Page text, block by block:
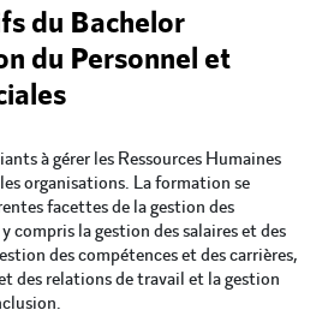
du Bachelor
du Personnel et
à gérer les Ressources Humaines
organisations. La formation se
facettes de la gestion des
compris la gestion des salaires et des
des compétences et des carrières,
des relations de travail et la gestion